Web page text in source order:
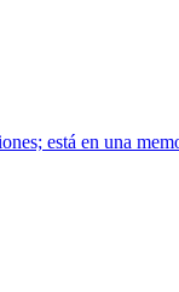
está en una